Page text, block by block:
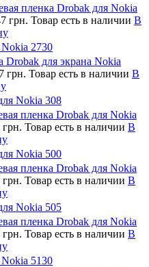
пленка Drobak для Nokia
грн. Товар есть в наличии В
2730
Drobak для экрана Nokia
грн. Товар есть в наличии В
Nokia 308
пленка Drobak для Nokia
грн. Товар есть в наличии В
Nokia 500
пленка Drobak для Nokia
грн. Товар есть в наличии В
Nokia 505
пленка Drobak для Nokia
грн. Товар есть в наличии В
5130